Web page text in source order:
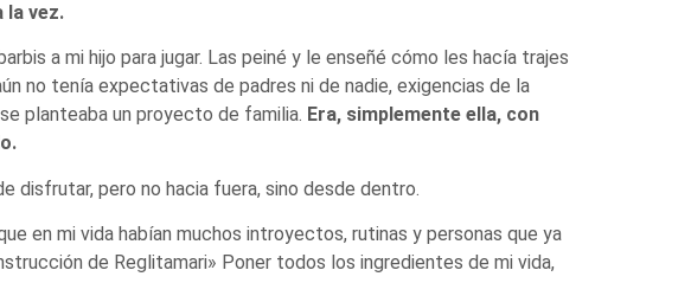
la vez.
a mi hijo para jugar. Las peiné y le enseñé cómo les hacía trajes
no tenía expectativas de padres ni de nadie, exigencias de la
planteaba un proyecto de familia. Era, simplemente ella, con
disfrutar, pero no hacia fuera, sino desde dentro.
en mi vida habían muchos introyectos, rutinas y personas que ya
de Reglitamari» Poner todos los ingredientes de mi vida,